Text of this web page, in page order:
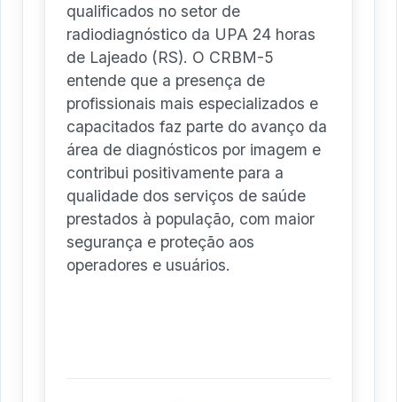
qualificados no setor de
radiodiagnóstico da UPA 24 horas
de Lajeado (RS). O CRBM-5
entende que a presença de
profissionais mais especializados e
capacitados faz parte do avanço da
área de diagnósticos por imagem e
contribui positivamente para a
qualidade dos serviços de saúde
prestados à população, com maior
segurança e proteção aos
operadores e usuários.